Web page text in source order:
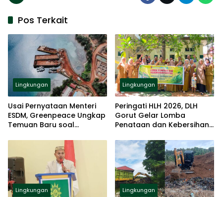
Pos Terkait
Lingkungan
Usai Pernyataan Menteri
ESDM, Greenpeace Ungkap
Temuan Baru soal
Lingkungan
Peringati HLH 2026, DLH
Gorut Gelar Lomba
Penataan dan Kebersihan
Lingkungan Lingkungan